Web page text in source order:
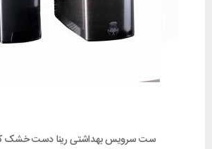
ست سرویس بهداشتی رینا دست خشک کن و مایع ریز